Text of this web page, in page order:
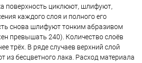
поверхность циклюют, шлифуют,
каждого слоя и полного его
снова шлифуют тонким абразивом
превышать 240). Количество слоёв
трёх. В ряде случаев верхний слой
бесцветного лака. Расход материала